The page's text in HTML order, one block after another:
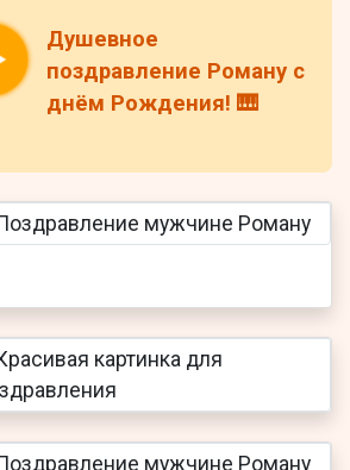
Душевное
поздравление Роману с
днём Рождения! 🎹